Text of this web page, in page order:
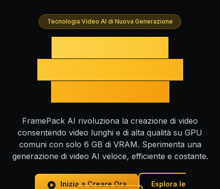
Tecnologia Video AI di Nuova Generazione
FramePack AI rivoluziona la creazione di video
consentendo video lunghi e di alta qualità su GPU
comuni con solo 6 GB di VRAM. Sperimenta una
generazione di video AI veloce, efficiente e costante.
Inizia a Creare Ora
Esplora le